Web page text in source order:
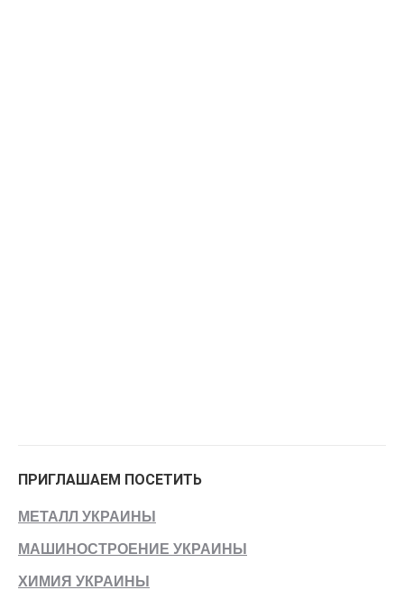
ПРИГЛАШАЕМ ПОСЕТИТЬ
МЕТАЛЛ УКРАИНЫ
МАШИНОСТРОЕНИЕ УКРАИНЫ
ХИМИЯ УКРАИНЫ